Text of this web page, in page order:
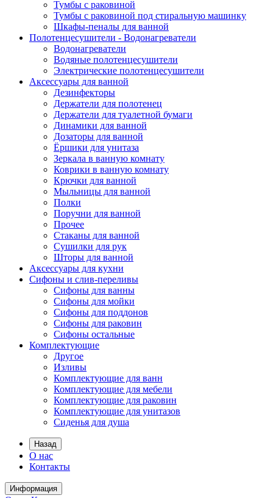
Тумбы с раковиной
Тумбы с раковиной под стиральную машинку
Шкафы-пеналы для ванной
Полотенцесушители - Водонагреватели
Водонагреватели
Водяные полотенцесушители
Электрические полотенцесушители
Аксессуары для ванной
Дезинфекторы
Держатели для полотенец
Держатели для туалетной бумаги
Динамики для ванной
Дозаторы для ванной
Ёршики для унитаза
Зеркала в ванную комнату
Коврики в ванную комнату
Крючки для ванной
Мыльницы для ванной
Полки
Поручни для ванной
Прочее
Стаканы для ванной
Сушилки для рук
Шторы для ванной
Аксессуары для кухни
Сифоны и слив-переливы
Сифоны для ванны
Сифоны для мойки
Сифоны для поддонов
Сифоны для раковин
Сифоны остальные
Комплектующие
Другое
Изливы
Комплектующие для ванн
Комплектующие для мебели
Комплектующие для раковин
Комплектующие для унитазов
Сиденья для душа
Назад
О нас
Контакты
Информация